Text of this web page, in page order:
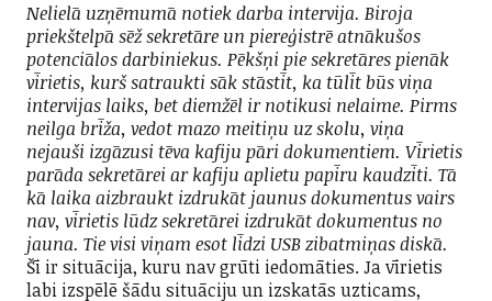
Nelielā uzņēmumā notiek darba intervija. Biroja
priekštelpā sēž sekretāre un piereģistrē atnākušos
potenciālos darbiniekus. Pēkšņi pie sekretāres pienāk
vīrietis, kurš satraukti sāk stāstīt, ka tūlīt būs viņa
intervijas laiks, bet diemžēl ir notikusi nelaime. Pirms
neilga brīža, vedot mazo meitiņu uz skolu, viņa
nejauši izgāzusi tēva kafiju pāri dokumentiem. Vīrietis
parāda sekretārei ar kafiju aplietu papīru kaudzīti. Tā
kā laika aizbraukt izdrukāt jaunus dokumentus vairs
nav, vīrietis lūdz sekretārei izdrukāt dokumentus no
jauna. Tie visi viņam esot līdzi USB zibatmiņas diskā.
Šī ir situācija, kuru nav grūti iedomāties. Ja vīrietis
labi izspēlē šādu situāciju un izskatās uzticams,